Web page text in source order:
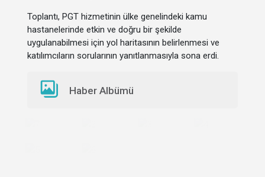
Toplantı, PGT hizmetinin ülke genelindeki kamu
hastanelerinde etkin ve doğru bir şekilde
uygulanabilmesi için yol haritasının belirlenmesi ve
katılımcıların sorularının yanıtlanmasıyla sona erdi.
Haber Albümü